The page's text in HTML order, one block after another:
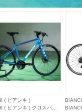
( ビアンキ )
( ビアンキ ) ロードバイ